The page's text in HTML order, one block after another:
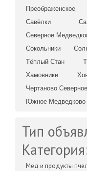
Преображенское
Савёлки
Северное
Сокольники
Тёплый Стан
Хамовники
Чертаново Северное
Южное Медведково
Тип
Мед и продукты